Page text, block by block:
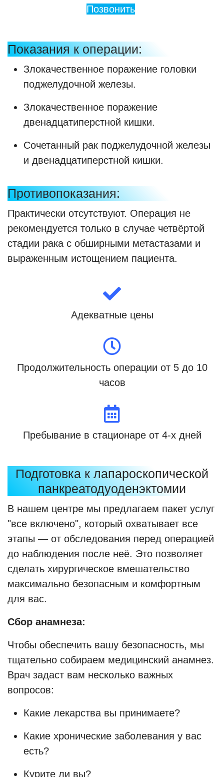
Позвонить
Показания к операции:
Злокачественное поражение головки
поджелудочной железы.
Злокачественное поражение
двенадцатиперстной кишки.
Сочетанный рак поджелудочной железы
и двенадцатиперстной кишки.
Противопоказания:
Практически отсутствуют. Операция не
рекомендуется только в случае четвёртой
стадии рака с обширными метастазами и
выраженным истощением пациента.
Адекватные цены
Продолжительность операции от 5 до 10
часов
Пребывание в стационаре от 4-х дней
Подготовка к лапароскопической
панкреатодуоденэктомии
В нашем центре мы предлагаем пакет услуг
"все включено", который охватывает все
этапы — от обследования перед операцией
до наблюдения после неё. Это позволяет
сделать хирургическое вмешательство
максимально безопасным и комфортным
для вас.
Сбор анамнеза:
Чтобы обеспечить вашу безопасность, мы
тщательно собираем медицинский анамнез.
Врач задаст вам несколько важных
вопросов:
Какие лекарства вы принимаете?
Какие хронические заболевания у вас
есть?
Курите ли вы?